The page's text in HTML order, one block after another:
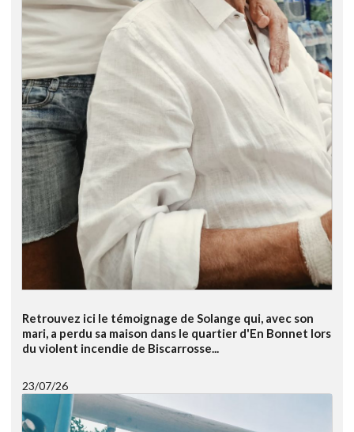
Retrouvez ici le témoignage de Solange qui, avec son
mari, a perdu sa maison dans le quartier d'En Bonnet lors
du violent incendie de Biscarrosse...
23/07/26